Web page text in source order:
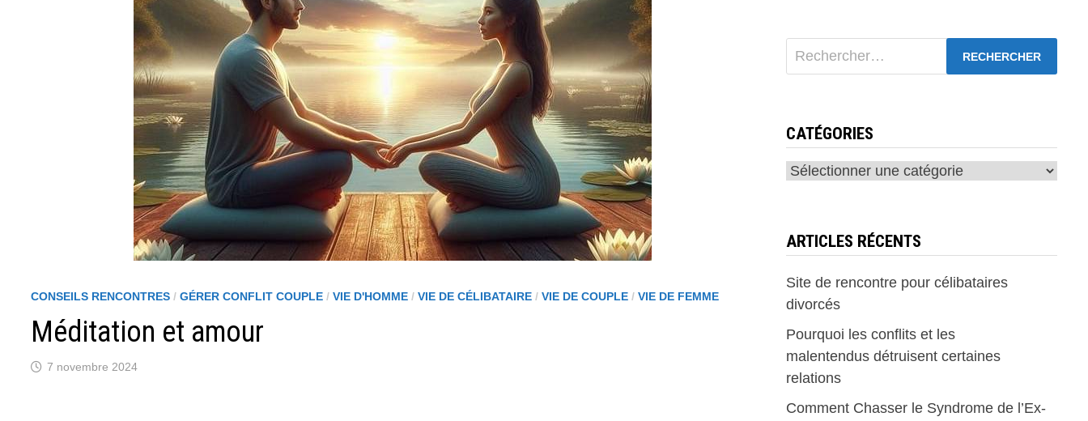
CONSEILS RENCONTRES /GÉRER CONFLIT COUPLE /VIE D'HOMME /VIE DE CÉLIBATAIRE /VIE DE COUPLE /VIE DE FEMME
Méditation et amour
7 novembre 2024
Rechercher :
CATÉGORIES
Catégories
ARTICLES RÉCENTS
Site de rencontre pour célibataires
divorcés
Pourquoi les conflits et les
malentendus détruisent certaines
relations
Comment Chasser le Syndrome de l’Ex-